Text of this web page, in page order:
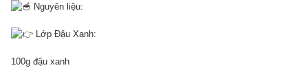
Nguyên liệu:
Lớp Đậu Xanh:
100g đậu xanh